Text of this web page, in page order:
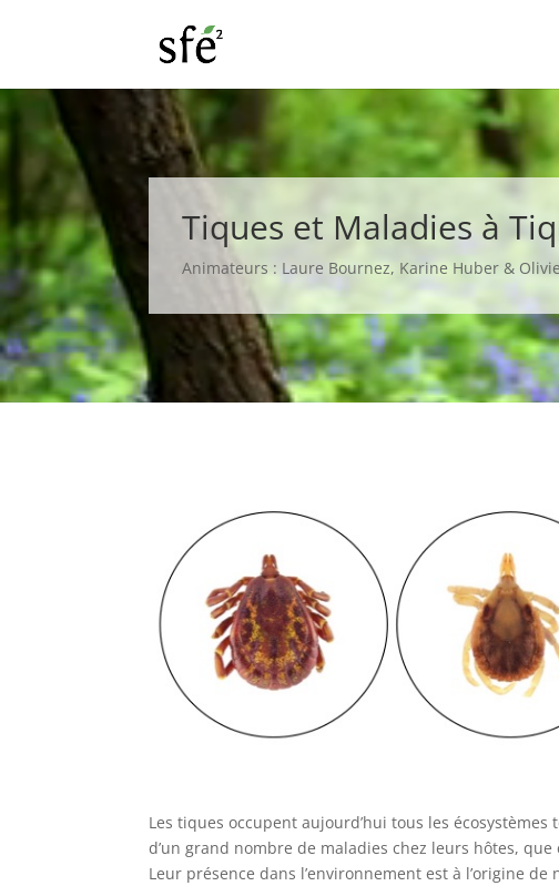
Lecteur
Tiques et Maladies à
Animateurs : Laure Bournez, Karine Huber &
Les tiques occupent aujourd’hui tous les
d’un grand nombre de maladies chez leurs hôtes,
Leur présence dans l’environnement est à l’origine